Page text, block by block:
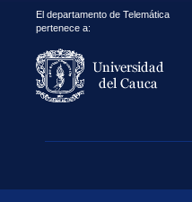
El departamento de Telemática
pertenece a: